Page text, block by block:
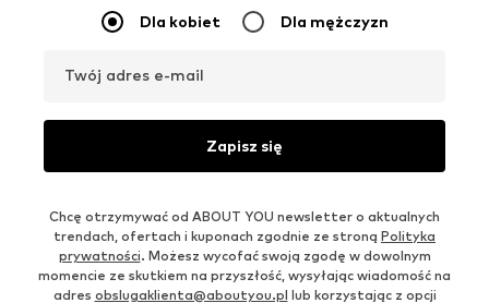
Dla kobiet Dla mężczyzn
Twój adres e-mail
Zapisz się
Chcę otrzymywać od ABOUT YOU newsletter o aktualnych
trendach, ofertach i kuponach zgodnie ze stroną Polityka
prywatności. Możesz wycofać swoją zgodę w dowolnym
momencie ze skutkiem na przyszłość, wysyłając wiadomość na
adres obslugaklienta@aboutyou.pl lub korzystając z opcji